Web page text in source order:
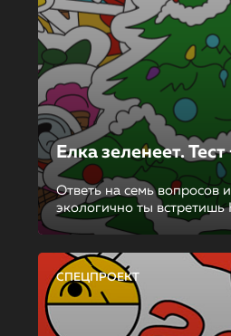
Елка зеленеет. Тест
Ответь на семь вопросов
экологично ты
СПЕЦПРОЕКТ